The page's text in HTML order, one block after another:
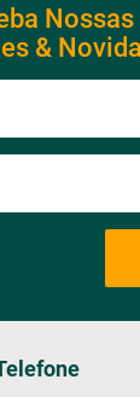
Nossas
&